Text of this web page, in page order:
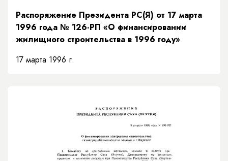
Распоряжение Президента РС(Я) от 17 марта
1996 года № 126-РП «О финансировании
жилищного строительства в 1996 году»
17 марта 1996 г.